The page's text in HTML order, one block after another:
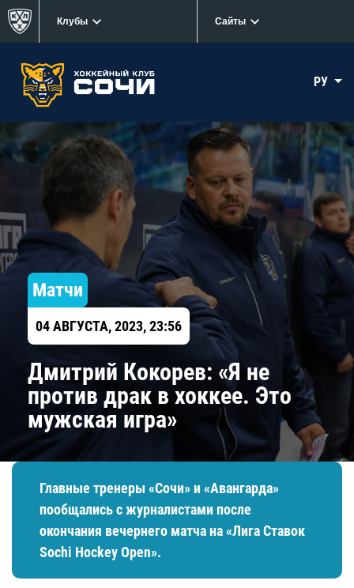
Клубы Сайты
РУ
Матчи
04 АВГУСТА, 2023, 23:56
Дмитрий Кокорев: «Я не
против драк в хоккее. Это
мужская игра»
Главные тренеры «Сочи» и «Авангарда»
пообщались с журналистами после
окончания вечернего матча на «Лига Ставок
Sochi Hockey Open».